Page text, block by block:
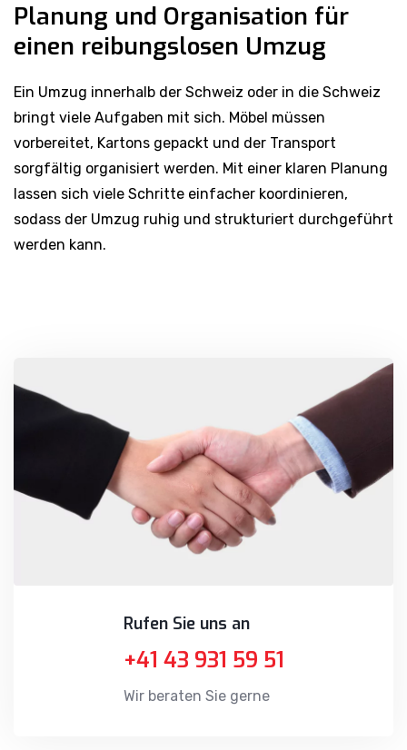
Planung und Organisation für
einen reibungslosen Umzug
Ein Umzug innerhalb der Schweiz oder in die Schweiz
bringt viele Aufgaben mit sich. Möbel müssen
vorbereitet, Kartons gepackt und der Transport
sorgfältig organisiert werden. Mit einer klaren Planung
lassen sich viele Schritte einfacher koordinieren,
sodass der Umzug ruhig und strukturiert durchgeführt
werden kann.
Rufen Sie uns an
+41 43 931 59 51
Wir beraten Sie gerne